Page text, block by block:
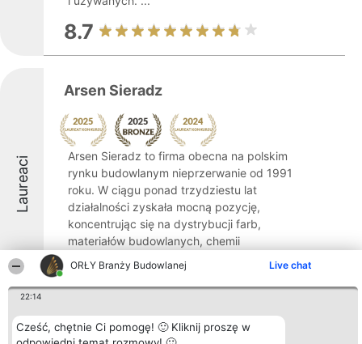
ORŁY Branży Budowlanej Live chat
22:14
Cześć, chętnie Ci pomogę! 🙂 Kliknij proszę w
8.7
Laureaci
Arsen Sieradz
Arsen Sieradz to firma obecna na polskim
rynku budowlanym nieprzerwanie od 1991
roku. W ciągu ponad trzydziestu lat
działalności zyskała mocną pozycję,
koncentrując się na dystrybucji farb,
materiałów budowlanych, chemii
8.6